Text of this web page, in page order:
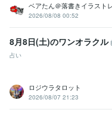
ベアたん＠落書きイラスト
2026/08/08 00:52
8月8日(土)のワンオラクル
占い
ロジウラタロット
2026/08/07 21:23